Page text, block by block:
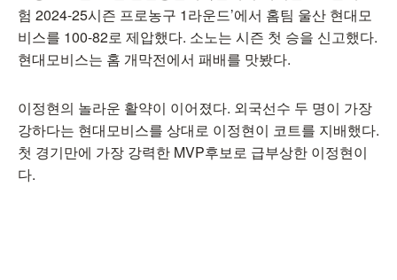
험 2024-25시즌 프로농구 1라운드’에서 홈팀 울산 현대모
비스를 100-82로 제압했다. 소노는 시즌 첫 승을 신고했다.
현대모비스는 홈 개막전에서 패배를 맛봤다.
이정현의 놀라운 활약이 이어졌다. 외국선수 두 명이 가장
강하다는 현대모비스를 상대로 이정현이 코트를 지배했다.
첫 경기만에 가장 강력한 MVP후보로 급부상한 이정현이
다.